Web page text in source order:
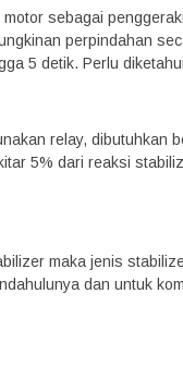
sebagai
perpindahan
5 detik. Perlu
relay, dibutuhkan
5% dari reaksi
maka jenis
dan untuk